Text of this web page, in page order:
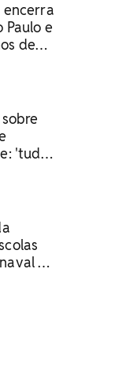
encerra
Paulo e
de
'tudo
no